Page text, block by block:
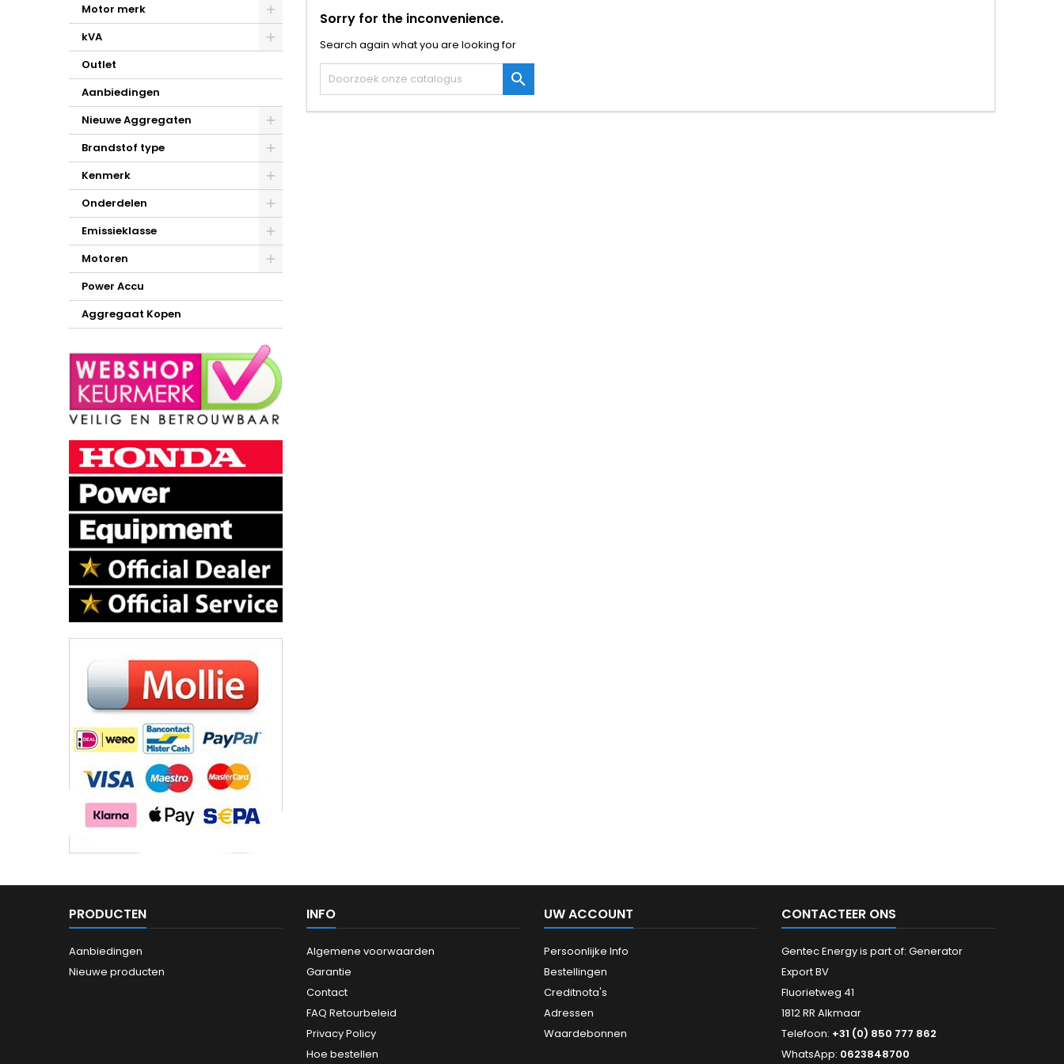
Motor merk
kVA
Outlet
Aanbiedingen
Nieuwe Aggregaten
Brandstof type
Kenmerk
Onderdelen
Emissieklasse
Motoren
Power Accu
Aggregaat Kopen
Sorry for the inconvenience.
Search again what you are looking for

PRODUCTEN
Aanbiedingen
Nieuwe producten
INFO
Algemene voorwaarden
Garantie
Contact
FAQ Retourbeleid
Privacy Policy
Hoe bestellen
UW ACCOUNT
Persoonlijke Info
Bestellingen
Creditnota's
Adressen
Waardebonnen
CONTACTEER ONS
Gentec Energy is part of: Generator
Export BV
Fluorietweg 41
1812 RR Alkmaar
Telefoon: +31 (0) 850 777 862
WhatsApp: 0623848700